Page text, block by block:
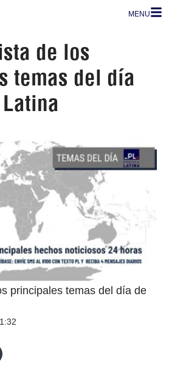
MENU
de los
temas del día
principales temas del día de